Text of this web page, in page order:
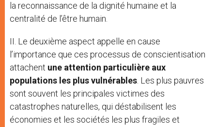
la reconnaissance de la dignité humaine et la
centralité de l’être humain.
II. Le deuxième aspect appelle en cause
l’importance que ces processus de conscientisation
attachent une attention particulière aux
populations les plus vulnérables. Les plus pauvres
sont souvent les principales victimes des
catastrophes naturelles, qui déstabilisent les
économies et les sociétés les plus fragiles et